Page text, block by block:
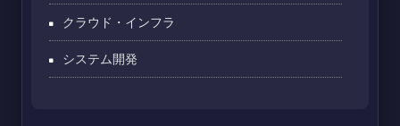
クラウド・インフラ
システム開発